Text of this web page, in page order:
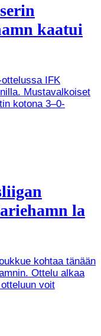
kaatui
IFK
Mustavalkoiset
kotona 3–0-
la
kohtaa tänään
Ottelu alkaa
voit